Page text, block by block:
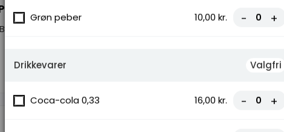
Grøn
Grøn peber 10,00 kr. - +
Drikkevarer Valgfri
Coca-cola 0,33 16,00 kr. - +